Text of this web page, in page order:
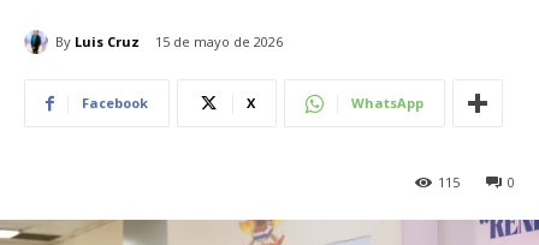
By Luis Cruz 15 de mayo de 2026
Facebook X WhatsApp
0
115